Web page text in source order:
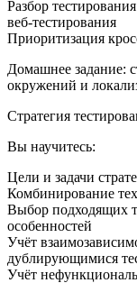
Разбор
веб-тестирования
Приоритизация
Домашнее задание:
окружений и
Стратегия
Вы научитесь:
Цели и задачи
Комбинирование
Выбор подходящих
особенностей
Учёт
дублирующимися
Учёт